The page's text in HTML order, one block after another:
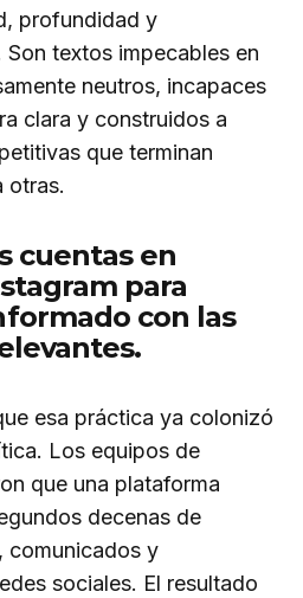
profundidad y
textos impecables en
neutros, incapaces
clara y construidos a
que terminan
otras.
cuentas en
para
con las
esa práctica ya colonizó
Los equipos de
que una plataforma
decenas de
comunicados y
sociales. El resultado